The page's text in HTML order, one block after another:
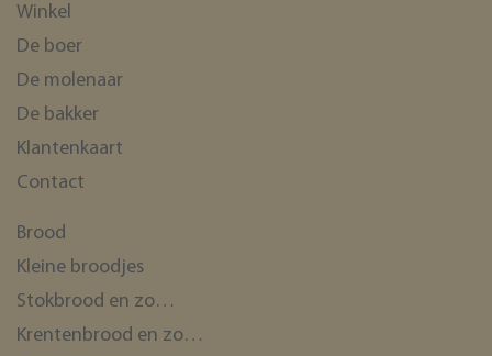
Winkel
De boer
De molenaar
De bakker
Klantenkaart
Contact
Brood
Kleine broodjes
Stokbrood en zo…
Krentenbrood en zo…